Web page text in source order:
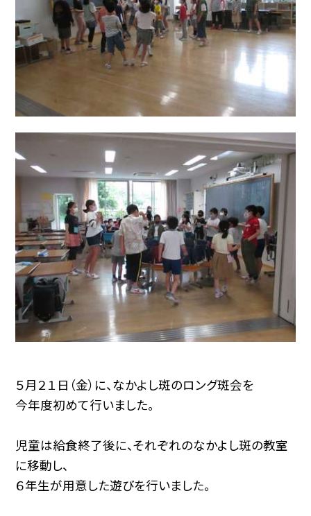
５月２１日（金）に、なかよし斑のロング斑会を
今年度初めて行いました。
児童は給食終了後に、それぞれのなかよし斑の教室
に移動し、
６年生が用意した遊びを行いました。